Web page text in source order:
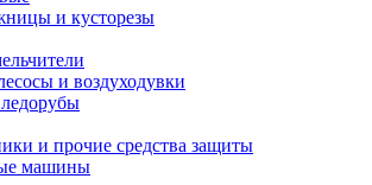
и кусторезы
и воздуходувки
и прочие средства защиты
машины